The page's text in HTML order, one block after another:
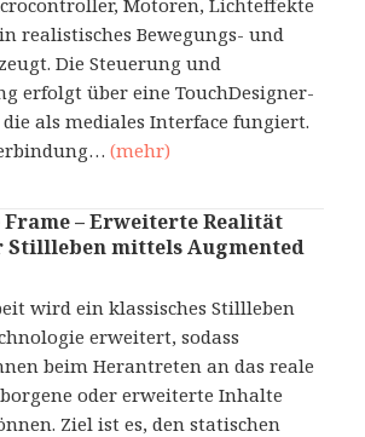
Motoren, Lichteffekte
realistisches Bewegungs- und
Die Steuerung und
erfolgt über eine TouchDesigner-
als mediales Interface fungiert.
(mehr)
Frame – Erweiterte Realität
Stillleben mittels Augmented
wird ein klassisches Stillleben
erweitert, sodass
beim Herantreten an das reale
oder erweiterte Inhalte
Ziel ist es, den statischen